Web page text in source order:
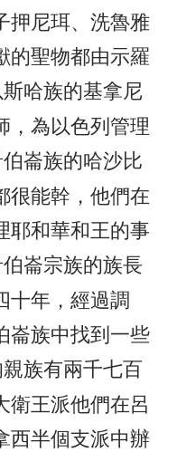
押尼珥、洗魯雅
的聖物都由示羅
斯哈族的基拿尼
，為以色列管理
崙族的哈沙比
很能幹，他們在
耶和華和王的事
崙宗族的族長
十年，經過調
崙族中找到一些
族有兩千七百
衛王派他們在呂
西半個支派中辦